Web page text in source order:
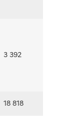
3 392
18 818